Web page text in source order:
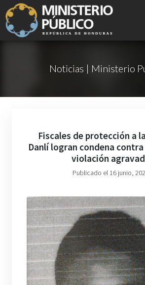
Noticias | Ministerio
Fiscales de protección a
Danlí logran condena
violación
Publicado el 16 junio,